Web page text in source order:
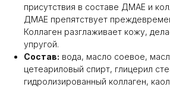
присутствия в составе ДМАЕ и
ДМАЕ препятствует
Коллаген разглаживает кожу,
упругой.
Состав: вода, масло соевое,
цетеариловый спирт, глицерил
гидролизированный коллаген,